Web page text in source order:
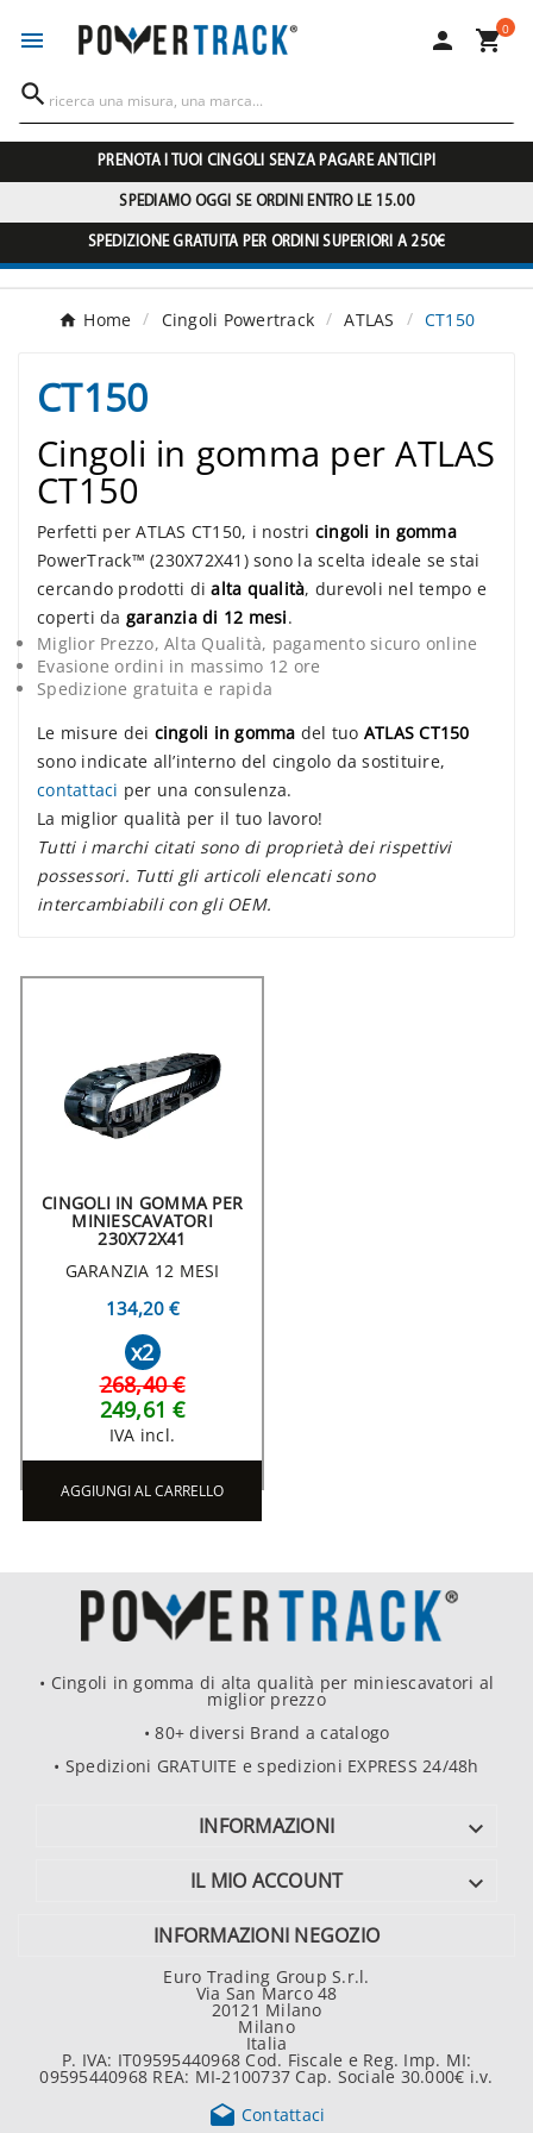
  0

PRENOTA I TUOI CINGOLI SENZA PAGARE ANTICIPI
SPEDIAMO OGGI SE ORDINI ENTRO LE 15.00
SPEDIZIONE GRATUITA PER ORDINI SUPERIORI A 250€
Home Cingoli Powertrack ATLAS CT150
CT150
Cingoli in gomma per ATLAS
CT150
Perfetti per ATLAS CT150, i nostri cingoli in gomma
PowerTrack™ (230X72X41) sono la scelta ideale se stai
cercando prodotti dialta qualità, durevoli nel tempo e
coperti da garanzia di 12 mesi.
Miglior Prezzo, Alta Qualità, pagamento sicuro online
Evasione ordini in massimo 12 ore
Spedizione gratuita e rapida
Le misure dei cingoli in gomma del tuo ATLAS CT150
sono indicate all’interno del cingolo da sostituire,
contattaci per una consulenza.
La miglior qualità per il tuo lavoro!
Tutti i marchi citati sono di proprietà dei rispettivi
possessori. Tutti gli articoli elencati sono
intercambiabili con gli OEM.
CINGOLI IN GOMMA PER
MINIESCAVATORI
230X72X41
GARANZIA 12 MESI
134,20 €
x2
268,40 €
249,61 €
IVA incl.
AGGIUNGI AL CARRELLO
• Cingoli in gomma di alta qualità per miniescavatori al
miglior prezzo
• 80+ diversi Brand a catalogo
• Spedizioni GRATUITE e spedizioni EXPRESS 24/48h
INFORMAZIONI 
IL MIO ACCOUNT 
INFORMAZIONI NEGOZIO
Euro Trading Group S.r.l.
Via San Marco 48
20121 Milano
Milano
Italia
P. IVA: IT09595440968 Cod. Fiscale e Reg. Imp. MI:
09595440968 REA: MI-2100737 Cap. Sociale 30.000€ i.v.
 Contattaci